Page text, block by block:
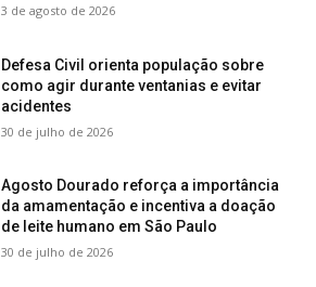
3 de agosto de 2026
Defesa Civil orienta população sobre
como agir durante ventanias e evitar
acidentes
30 de julho de 2026
Agosto Dourado reforça a importância
da amamentação e incentiva a doação
de leite humano em São Paulo
30 de julho de 2026